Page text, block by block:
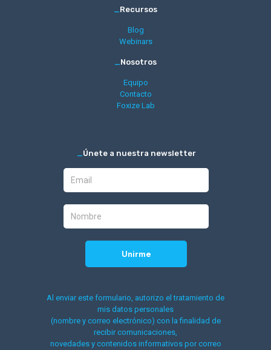
_Recursos
Blog
Webinars
_Nosotros
Equipo
Contacto
Foxize Lab
_Únete a nuestra newsletter
Al enviar este formulario, autorizo el tratamiento de
mis datos personales
(nombre y correo electrónico) con la finalidad de
recibir comunicaciones,
novedades y contenidos informativos por correo